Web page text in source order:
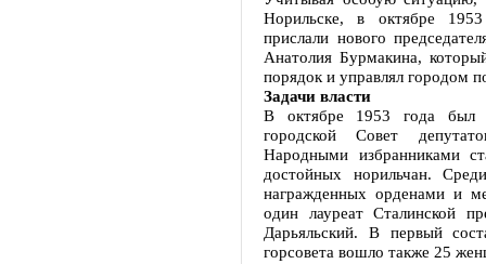
Норильске, в октябре
прислали нового
Анатолия Бурмакина,
порядок и управлял городом
Задачи власти
В октябре 1953 года был
городской Совет
Народными избранниками
достойных норильчан.
награжденных орденами и
один лауреат Сталинской
Дарьяльский. В первый
горсовета вошло также 25